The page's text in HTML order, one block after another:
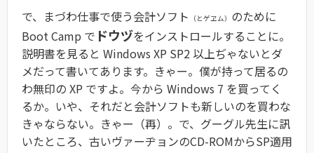
で、まづわ仕事で使う会計ソフト （とゲヱム）
のために
Boot Camp で ドウヅをインストロールすることに。
説明書を見ると Windows XP SP2 以上ぢゃないとダ
メだって書いてあります。きゃー。僕が持って居るの
わ無印の XP ですよ。今から Windows 7 を買ってく
るか。いや、それだと会計ソフトも新しいのを買わな
きゃならない。きゃー（再）。で、グーグル先生に訊
いたところ、古いヴァーヂョンのCD-ROMからSP適用